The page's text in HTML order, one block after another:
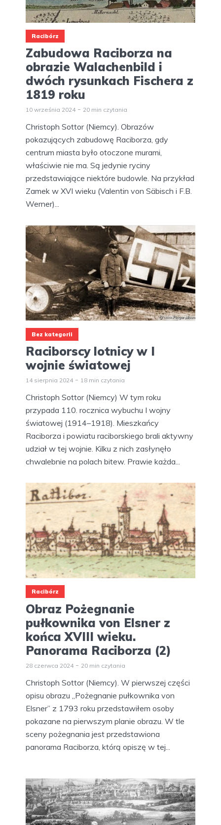
Racibórz
Zabudowa Raciborza na
obrazie Walachenbild i
dwóch rysunkach Fischera z
1819 roku
10 września 2024 20 min czytania
Christoph Sottor (Niemcy). Obrazów
pokazujących zabudowę Raciborza, gdy
centrum miasta było otoczone murami,
właściwie nie ma. Są jedynie ryciny
przedstawiające niektóre budowle. Na przykład
Zamek w XVI wieku (Valentin von Säbisch i F.B.
Werner)...
Bez kategorii
Raciborscy lotnicy w I
wojnie światowej
14 sierpnia 2024 18 min czytania
Christoph Sottor (Niemcy) W tym roku
przypada 110. rocznica wybuchu I wojny
światowej (1914–1918). Mieszkańcy
Raciborza i powiatu raciborskiego brali aktywny
udział w tej wojnie. Kilku z nich zasłynęło
chwalebnie na polach bitew. Prawie każda...
Racibórz
Obraz Pożegnanie
pułkownika von Elsner z
końca XVIII wieku.
Panorama Raciborza (2)
28 czerwca 2024 20 min czytania
Christoph Sottor (Niemcy). W pierwszej części
opisu obrazu „Pożegnanie pułkownika von
Elsner” z 1793 roku przedstawiłem osoby
pokazane na pierwszym planie obrazu. W tle
sceny pożegnania jest przedstawiona
panorama Raciborza, którą opiszę w tej...